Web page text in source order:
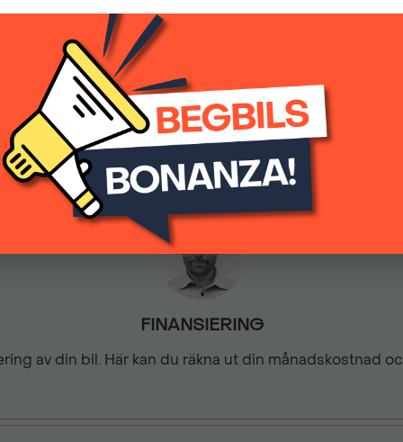
KEY LESS - Startsystem
LED-strålkastare
Regnsensor
(inkl.moms)
Automatisk 2156
FINANSIERING
av din bil. Här kan du räkna ut din månadskostnad